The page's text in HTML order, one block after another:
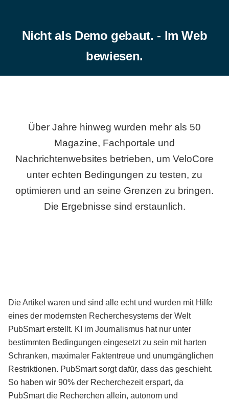
Nicht als Demo gebaut. - Im Web
bewiesen.
Über Jahre hinweg wurden mehr als 50
Magazine, Fachportale und
Nachrichtenwebsites betrieben, um VeloCore
unter echten Bedingungen zu testen, zu
optimieren und an seine Grenzen zu bringen.
Die Ergebnisse sind erstaunlich.
Die Artikel waren und sind alle echt und wurden mit Hilfe
eines der modernsten Recherchesystems der Welt
PubSmart erstellt. KI im Journalismus hat nur unter
bestimmten Bedingungen eingesetzt zu sein mit harten
Schranken, maximaler Faktentreue und unumgänglichen
Restriktionen. PubSmart sorgt dafür, dass das geschieht.
So haben wir 90% der Recherchezeit erspart, da
PubSmart die Recherchen allein, autonom und